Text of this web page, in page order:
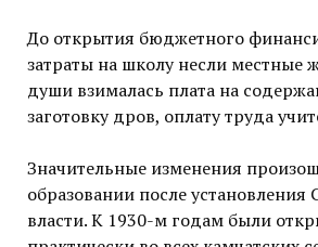
До открытия бюджетного
затраты на школу несли местные
души взималась плата на
заготовку дров, оплату труда
Значительные изменения
образовании после установления
власти. К 1930-м годам были